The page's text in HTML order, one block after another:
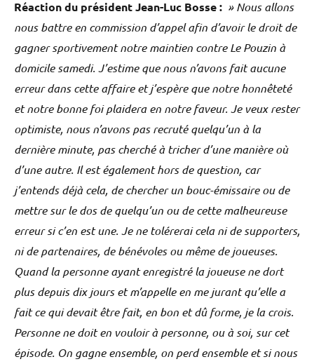
Réaction du président Jean-Luc Bosse : » Nous allons
nous battre en commission d’appel afin d’avoir le droit de
gagner sportivement notre maintien contre Le Pouzin à
domicile samedi. J’estime que nous n’avons fait aucune
erreur dans cette affaire et j’espère que notre honnêteté
et notre bonne foi plaidera en notre faveur. Je veux rester
optimiste, nous n’avons pas recruté quelqu’un à la
dernière minute, pas cherché à tricher d’une manière où
d’une autre. Il est également hors de question, car
j’entends déjà cela, de chercher un bouc-émissaire ou de
mettre sur le dos de quelqu’un ou de cette malheureuse
erreur si c’en est une. Je ne tolérerai cela ni de supporters,
ni de partenaires, de bénévoles ou même de joueuses.
Quand la personne ayant enregistré la joueuse ne dort
plus depuis dix jours et m’appelle en me jurant qu’elle a
fait ce qui devait être fait, en bon et dû forme, je la crois.
Personne ne doit en vouloir à personne, ou à soi, sur cet
épisode. On gagne ensemble, on perd ensemble et si nous